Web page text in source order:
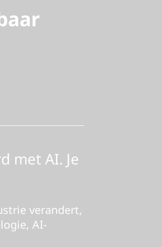
met AI. Je
verandert,
AI-